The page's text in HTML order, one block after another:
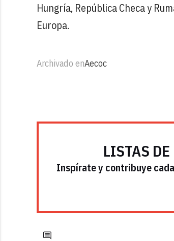
Hungría, República Checa y
Europa.
Archivado enAecoc
LISTAS
Inspírate y contribuye